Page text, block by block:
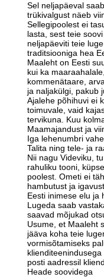
Sel neljapäeval
trükivalgust näeb
Sellegipoolest ei
lasta, sest teie
neljapäeviti teie
traditsiooniga hea
Maaleht on Eesti
kui ka
kommenätaare,
ja naljakülgi, pakub
Ajalehe põhihuvi ei
toimuvale, vaid
tervikuna. Kuu
Maamajandust ja
Iga lehenumbri
Talita ning tele- ja
Nii nagu Videviku,
rahuliku tooni,
poolest. Ometi ei
hambutust ja
Eesti inimese elu ja
Lugeda saab
saavad mõjukad
Usume, et Maaleht
jääva koha teie
vormisõtamiseks
posti aadressil
Heade soovidega